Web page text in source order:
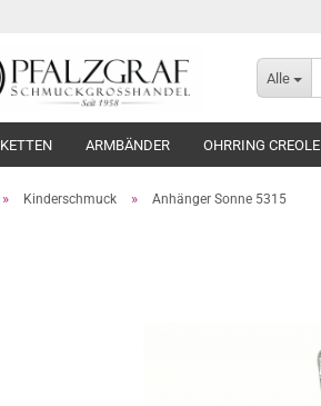
Alle
KETTEN ARMBÄNDER OHRRING CREOLE
» Kinderschmuck » Anhänger Sonne 5315